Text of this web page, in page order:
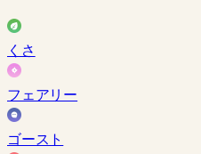
くさ
フェアリー
ゴースト